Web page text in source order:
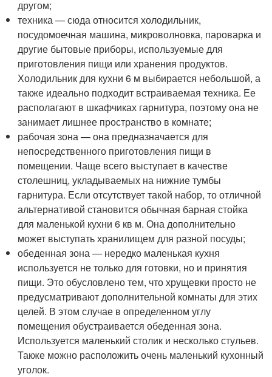
другом;
техника — сюда относится холодильник,
посудомоечная машина, микроволновка, пароварка и
другие бытовые приборы, используемые для
приготовления пищи или хранения продуктов.
Холодильник для кухни 6 м выбирается небольшой, а
также идеально подходит встраиваемая техника. Ее
располагают в шкафчиках гарнитура, поэтому она не
занимает лишнее пространство в комнате;
рабочая зона — она предназначается для
непосредственного приготовления пищи в
помещении. Чаще всего выступает в качестве
столешниц, укладываемых на нижние тумбы
гарнитура. Если отсутствует такой набор, то отличной
альтернативой становится обычная барная стойка
для маленькой кухни 6 кв м. Она дополнительно
может выступать хранилищем для разной посуды;
обеденная зона — нередко маленькая кухня
используется не только для готовки, но и принятия
пищи. Это обусловлено тем, что хрущевки просто не
предусматривают дополнительной комнаты для этих
целей. В этом случае в определенном углу
помещения обустраивается обеденная зона.
Используется маленький столик и несколько стульев.
Также можно расположить очень маленький кухонный
уголок.